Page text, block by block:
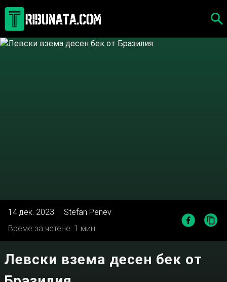
Skip
content
14 дек. 2023 | Stefan Penev
Време за четене: 1 мин
Левски взема десен бек от